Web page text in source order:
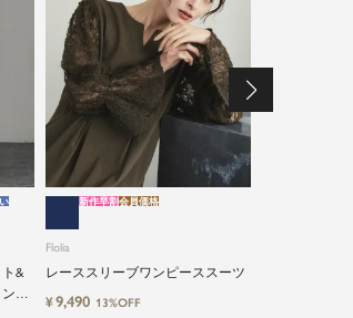
&
対
Flolia
レーススリーブワンピーススーツ
新作早割会員価格
¥9,490 13%OFF